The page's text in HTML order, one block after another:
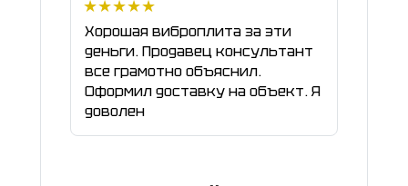
Хорошая виброплита за эти
деньги. Продавец консультант
все грамотно объяснил.
Оформил доставку на объект. Я
доволен